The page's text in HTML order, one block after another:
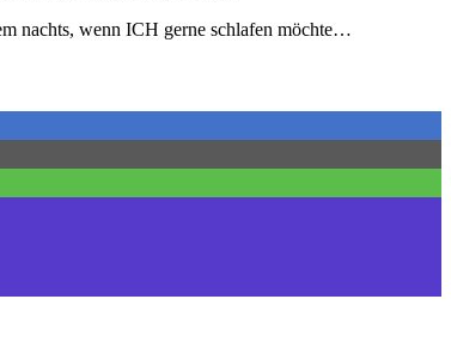
nachts, wenn ICH gerne schlafen möchte…